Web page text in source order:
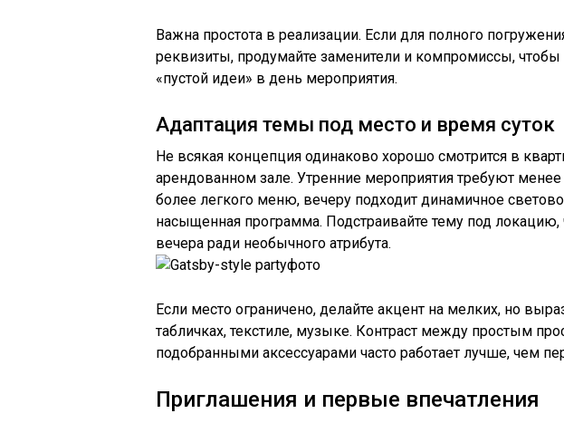
Важна простота в реализации. Если для полного
реквизиты, продумайте заменители и компромиссы,
«пустой идеи» в день мероприятия.
Адаптация темы под место и время суток
Не всякая концепция одинаково хорошо смотрится в
арендованном зале. Утренние мероприятия требуют менее
более легкого меню, вечеру подходит динамичное
насыщенная программа. Подстраивайте тему под локацию,
вечера ради необычного атрибута.
Если место ограничено, делайте акцент на мелких, но
табличках, текстиле, музыке. Контраст между простым
подобранными аксессуарами часто работает лучше, чем
Приглашения и первые впечатления